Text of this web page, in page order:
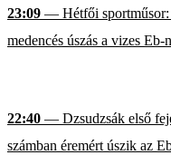
23:09 — Hétfői sportműsor:
medencés úszás a vizes Eb-n
22:40 — Dzsudzsák első
számban éremért úszik az